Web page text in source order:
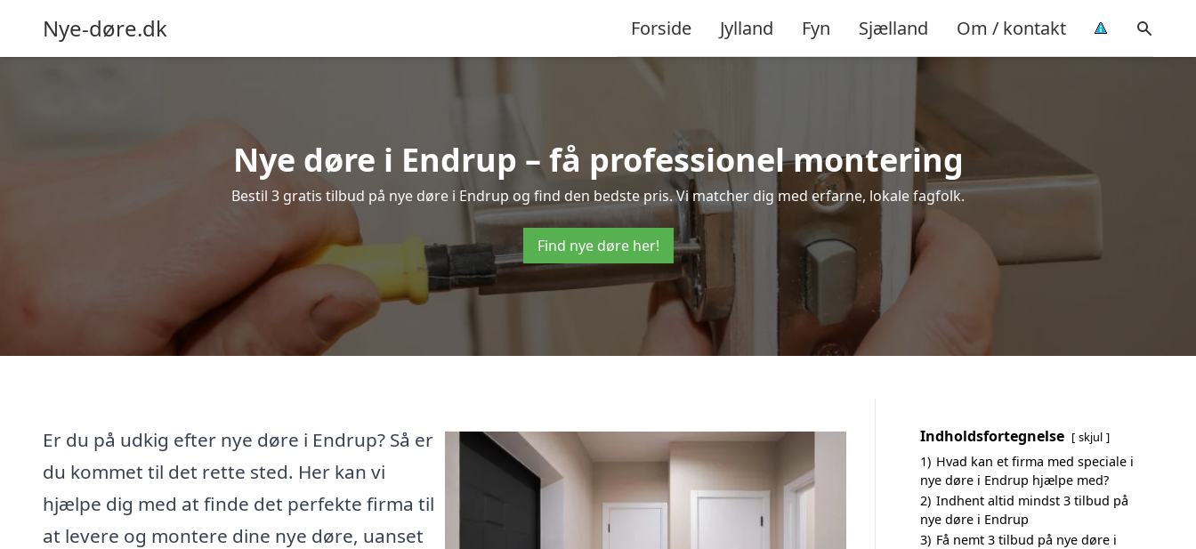
Nye-døre.dk Forside Jylland Fyn Sjælland Om / kontakt
Nye døre i Endrup – få professionel montering
Bestil 3 gratis tilbud på nye døre i Endrup og find den bedste pris. Vi matcher dig med erfarne, lokale fagfolk.
Find nye døre her!
Er du på udkig efter nye døre i Endrup? Så er
du kommet til det rette sted. Her kan vi
hjælpe dig med at finde det perfekte firma til
at levere og montere dine nye døre, uanset
Indholdsfortegnelse skjul
1) Hvad kan et firma med speciale i
nye døre i Endrup hjælpe med?
2) Indhent altid mindst 3 tilbud på
nye døre i Endrup
3) Få nemt 3 tilbud på nye døre i